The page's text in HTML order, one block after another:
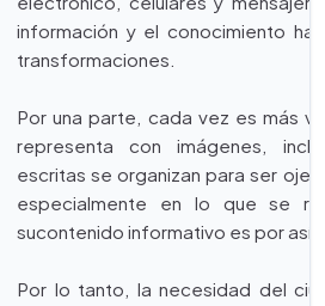
información y el conocimiento
transformaciones.
Por una parte, cada vez es más
representa con imágenes,
escritas se organizan para ser
especialmente en lo que se
sucontenido informativo es por así
Por lo tanto, la necesidad del